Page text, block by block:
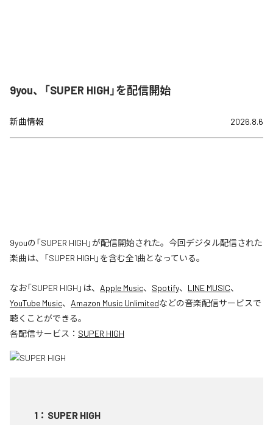
9you、「SUPER HIGH」を配信開始
新曲情報 2026.8.6
9youの「SUPER HIGH」が配信開始された。今回デジタル配信された
楽曲は、「SUPER HIGH」を含む全1曲となっている。
なお「SUPER HIGH 」は、 Apple Music、 Spotify、 LINE MUSIC、
YouTube Music、 Amazon Music Unlimitedなどの音楽配信サービスで
聴くことができる。
各配信サービス： SUPER HIGH
1 ： SUPER HIGH